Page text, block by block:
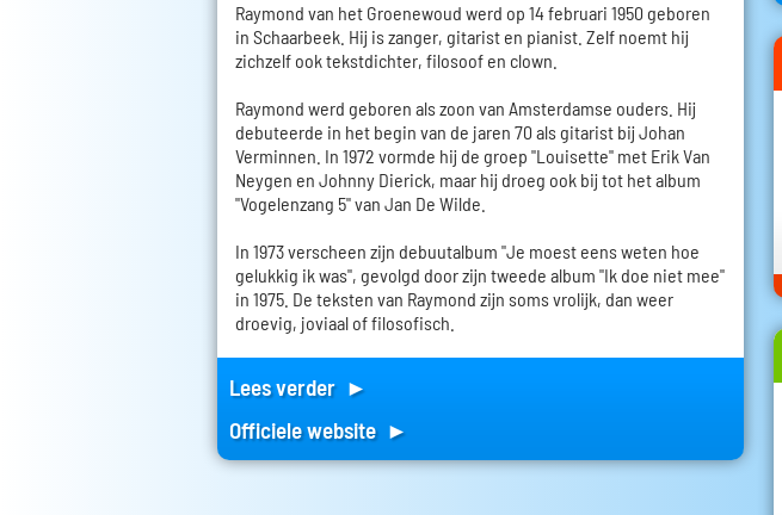
Raymond van het Groenewoud werd op 14 februari 1950 geboren
in Schaarbeek. Hij is zanger, gitarist en pianist. Zelf noemt hij
zichzelf ook tekstdichter, filosoof en clown.
Raymond werd geboren als zoon van Amsterdamse ouders. Hij
debuteerde in het begin van de jaren 70 als gitarist bij Johan
Verminnen. In 1972 vormde hij de groep "Louisette" met Erik Van
Neygen en Johnny Dierick, maar hij droeg ook bij tot het album
"Vogelenzang 5" van Jan De Wilde.
In 1973 verscheen zijn debuutalbum "Je moest eens weten hoe
gelukkig ik was", gevolgd door zijn tweede album "Ik doe niet mee"
in 1975. De teksten van Raymond zijn soms vrolijk, dan weer
droevig, joviaal of filosofisch.
Lees verder ►
Officiele website ►